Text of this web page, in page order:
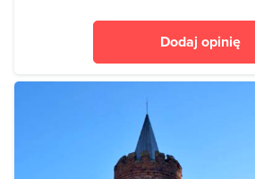
Dodaj opinię